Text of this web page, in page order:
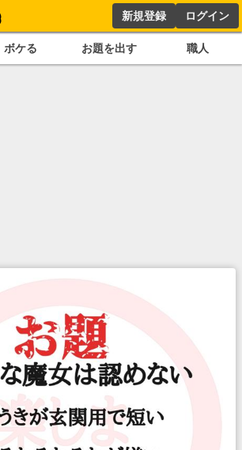
新規登録 ログイン
ボケる お題を出す 職人